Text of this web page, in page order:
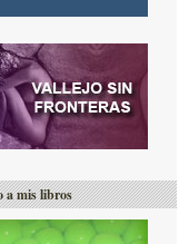
a mis libros